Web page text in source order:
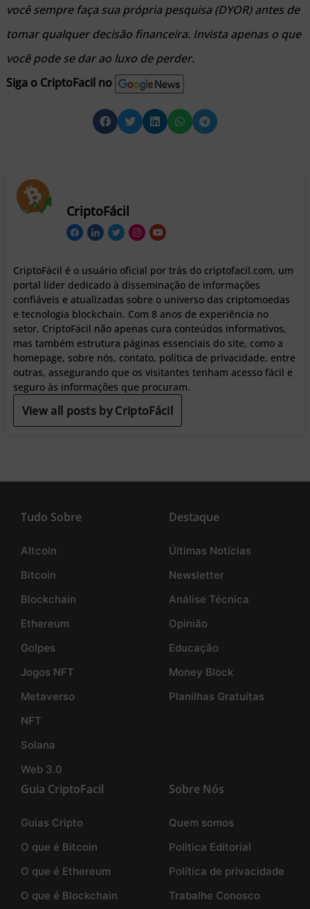
você sempre faça sua própria pesquisa (DYOR) antes de
tomar qualquer decisão financeira. Invista apenas o que
você pode se dar ao luxo de perder.
Siga o CriptoFacil no
CriptoFácil
CriptoFácil é o usuário oficial por trás do criptofacil.com, um
portal líder dedicado à disseminação de informações
confiáveis e atualizadas sobre o universo das criptomoedas
e tecnologia blockchain. Com 8 anos de experiência no
setor, CriptoFácil não apenas cura conteúdos informativos,
mas também estrutura páginas essenciais do site, como a
homepage, sobre nós, contato, política de privacidade, entre
outras, assegurando que os visitantes tenham acesso fácil e
seguro às informações que procuram.
View all posts by CriptoFácil
Tudo Sobre
Altcoin
Bitcoin
Blockchain
Ethereum
Golpes
Jogos NFT
Metaverso
NFT
Solana
Web 3.0
Destaque
Últimas Notícias
Newsletter
Análise Técnica
Opinião
Educação
Money Block
Planilhas Gratuitas
Guia CriptoFacil
Guias Cripto
O que é Bitcoin
O que é Ethereum
O que é Blockchain
Sobre Nós
Quem somos
Politica Editorial
Política de privacidade
Trabalhe Conosco